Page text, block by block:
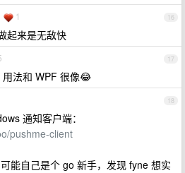
16
1
起来是无敌快
17
法和 WPF 很像😂
18
通知客户端：
pushme-client
能自己是个 go 新手，发现 fyne 想实